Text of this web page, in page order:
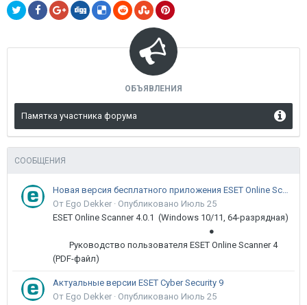
ОБЪЯВЛЕНИЯ
Памятка участника форума
СООБЩЕНИЯ
Новая версия бесплатного приложения ESET Online Scanner доступна пользователям
От Ego Dekker · Опубликовано Июль 25
ESET Online Scanner 4.0.1 (Windows 10/11, 64-разрядная)
●
Руководство пользователя ESET Online Scanner 4
(PDF-файл)
Актуальные версии ESET Cyber Security 9
От Ego Dekker · Опубликовано Июль 25